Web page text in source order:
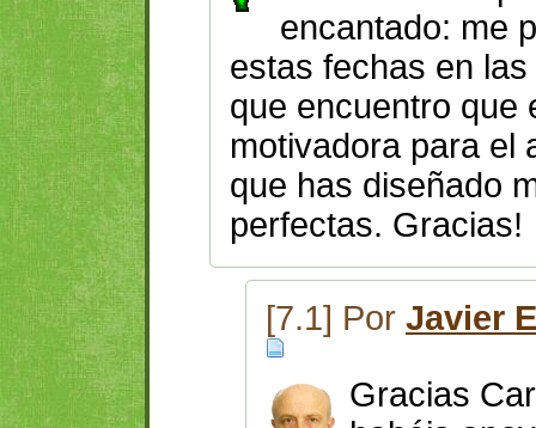
encantado: me
estas fechas en
que encuentro que
motivadora para el
que has diseñado
perfectas. Gracias!
[7.1] Por Javier
Gracias